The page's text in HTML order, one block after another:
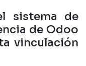
sistema de
de Odoo
vinculación